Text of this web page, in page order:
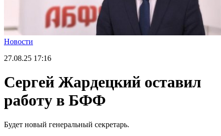
Новости
27.08.25 17:16
Сергей Жардецкий оставил
работу в БФФ
Будет новый генеральный секретарь.